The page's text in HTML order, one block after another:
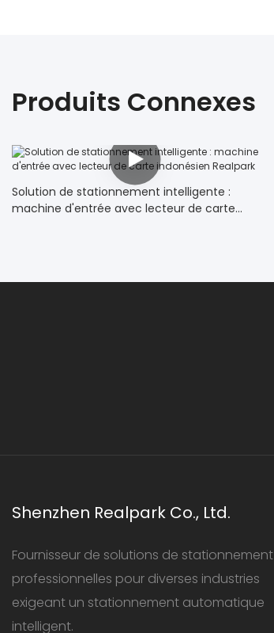
Produits Connexes
Solution de stationnement intelligente :
machine d'entrée avec lecteur de carte
Shenzhen Realpark Co., Ltd.
Fournisseur de solutions de stationnement
professionnelles pour diverses industries
exigeant un stationnement automatique
intelligent.